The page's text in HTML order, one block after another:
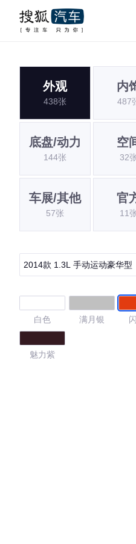
外观
438张
内
487
底盘/动力
144张
空
32
车展/其他
57张
官
11
2014款 1.3L 手动运动豪华型
白色 满月银
魅力紫